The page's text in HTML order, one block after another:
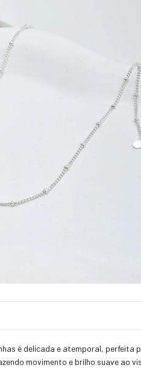
é delicada e atemporal, perfeita
movimento e brilho suave ao